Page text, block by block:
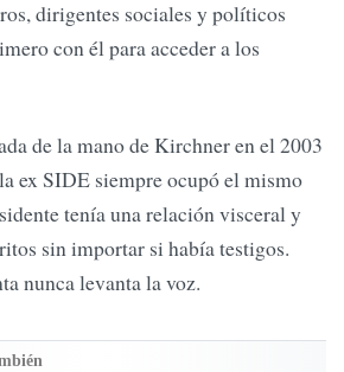
dirigentes sociales y políticos
con él para acceder a los
de la mano de Kirchner en el 2003
ex SIDE siempre ocupó el mismo
tenía una relación visceral y
sin importar si había testigos.
nunca levanta la voz.